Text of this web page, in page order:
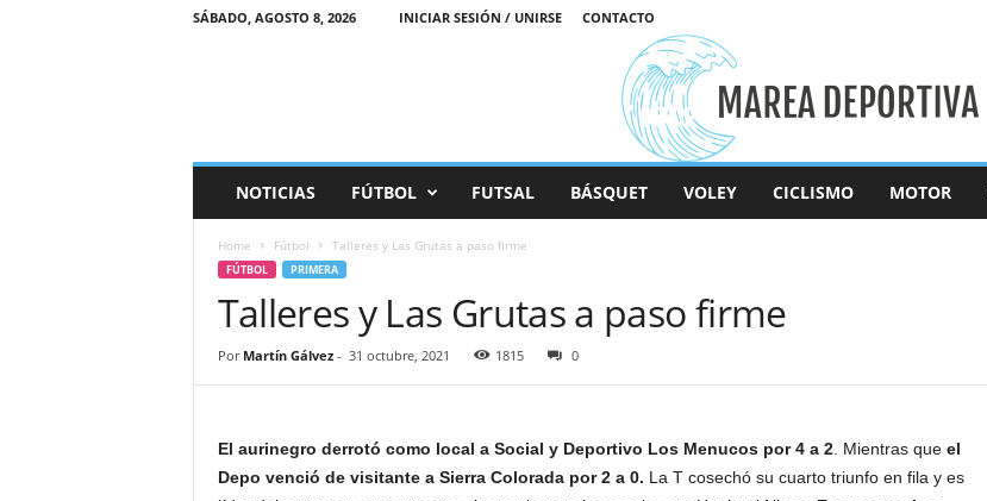
SÁBADO, AGOSTO 8, 2026 INICIAR SESIÓN / UNIRSE CONTACTO
r
NOTICIAS FÚTBOL FUTSAL BÁSQUET VOLEY CICLISMO MOTOR
Home Fútbol Talleres y Las Grutas a paso firme
FÚTBOL PRIMERA
Talleres y Las Grutas a paso firme
Por Martín Gálvez- 31 octubre, 2021 1815 0
El aurinegro derrotó como local a Social y Deportivo Los Menucos por 4 a 2. Mientras que el
Depo venció de visitante a Sierra Colorada por 2 a 0. La T cosechó su cuarto triunfo en fila y es